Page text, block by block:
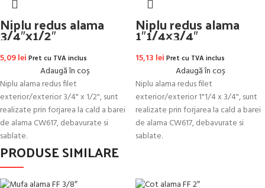
Niplu redus alama
3/4″x1/2″
5,09lei Pret cu TVA inclus
Adaugă în coș
Niplu alama redus filet
exterior/exterior 3/4" x 1/2", sunt
realizate prin forjarea la cald a barei
de alama CW617, debavurate si
sablate.
Niplu redus alama
1″1/4×3/4″
15,13 lei Pret cu TVA inclus
Adaugă în coș
Niplu alama redus filet
exterior/exterior 1"1/4 x 3/4", sunt
realizate prin forjarea la cald a barei
de alama CW617, debavurate si
sablate.
PRODUSE SIMILARE